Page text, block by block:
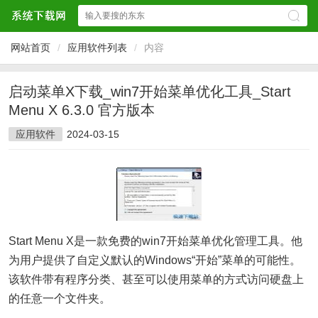
网站首页 / 应用软件列表 / 内容
启动菜单X下载_win7开始菜单优化工具_Start
Menu X 6.3.0 官方版本
应用软件 2024-03-15
Start Menu X是一款免费的win7开始菜单优化管理工具。他
为用户提供了自定义默认的Windows“开始”菜单的可能性。
该软件带有程序分类、甚至可以使用菜单的方式访问硬盘上
的任意一个文件夹。